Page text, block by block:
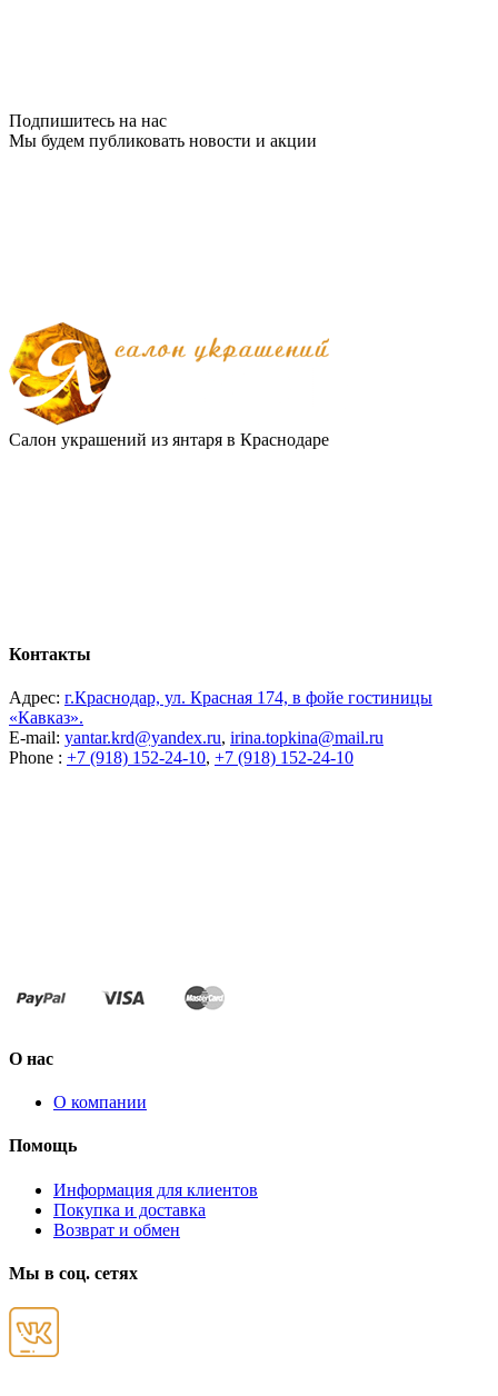
Подпишитесь на нас
Мы будем публиковать новости и акции
Салон украшений из янтаря в Краснодаре
Контакты
Адрес: г.Краснодар, ул. Красная 174, в фойе гостиницы
«Кавказ».
E-mail: yantar.krd@yandex.ru, irina.topkina@mail.ru
Phone : +7 (918) 152-24-10, +7 (918) 152-24-10
О нас
О компании
Помощь
Информация для клиентов
Покупка и доставка
Возврат и обмен
Мы в соц. сетях